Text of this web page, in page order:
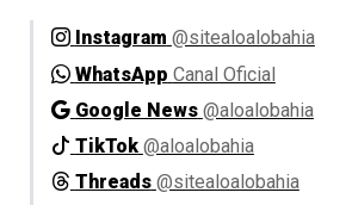
Instagram @sitealoalobahia
WhatsApp Canal Oficial
Google News @aloalobahia
TikTok @aloalobahia
Threads @sitealoalobahia